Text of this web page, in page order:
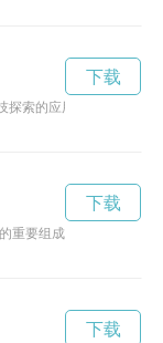
探索的应用程序，用户
下载
重要组成部分，为创业
下载
下载